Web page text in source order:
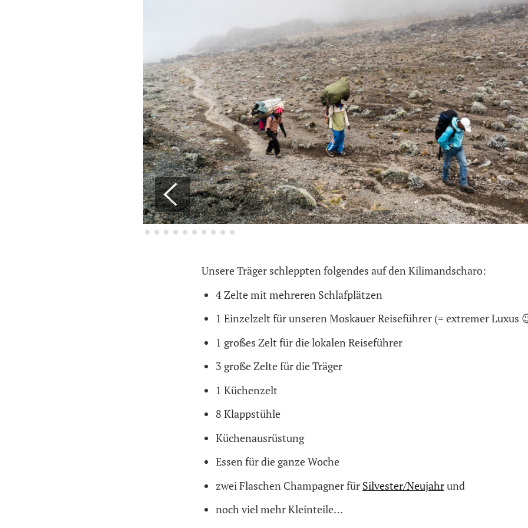
Previous
Unsere Träger schleppten folgendes auf den Kilimandscharo:
4 Zelte mit mehreren Schlafplätzen
1 Einzelzelt für unseren Moskauer Reiseführer (= extremer Luxus
1 großes Zelt für die lokalen Reiseführer
3 große Zelte für die Träger
1 Küchenzelt
8 Klappstühle
Küchenausrüstung
Essen für die ganze Woche
zwei Flaschen Champagner für Silvester/Neujahrund
noch viel mehr Kleinteile…